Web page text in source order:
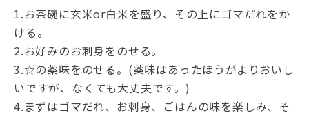
1.お茶碗に玄米or白米を盛り、その上にゴマだれをか
ける。
2.お好みのお刺身をのせる。
3.☆の薬味をのせる。(薬味はあったほうがよりおいし
いですが、なくても大丈夫です。)
4.まずはゴマだれ、お刺身、ごはんの味を楽しみ、そ